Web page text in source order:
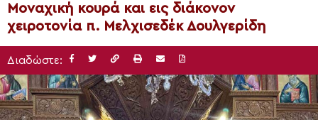
Μοναχική κουρά και εις διάκονον
χειροτονία π. Μελχισεδέκ Δουλγερίδη
Διαδώστε: